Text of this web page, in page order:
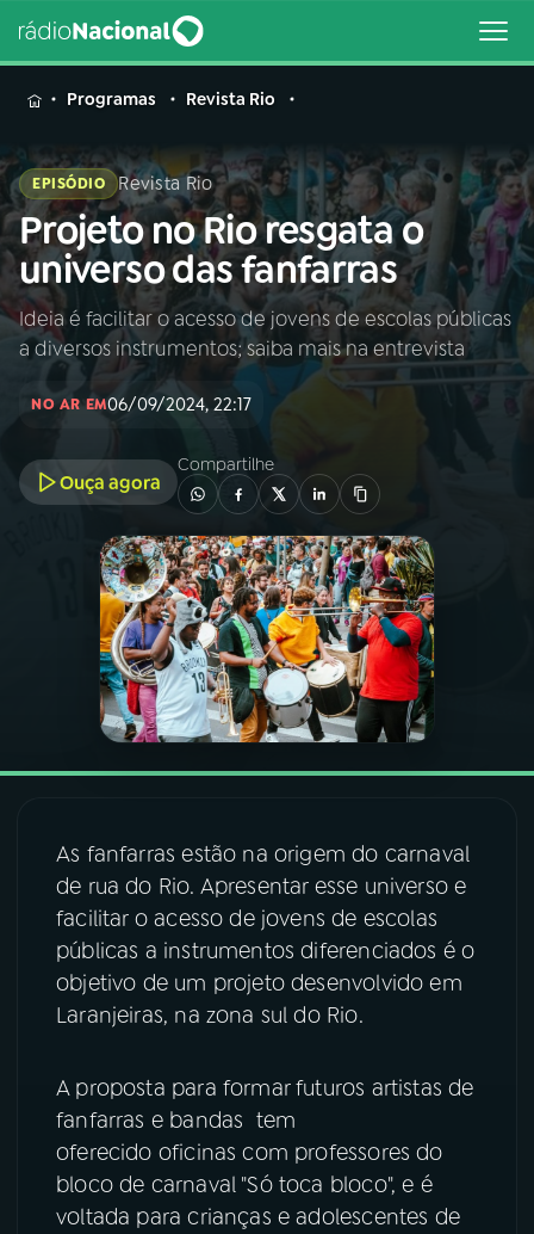
MENU
Buscar
na
Rádio
Nacional
Buscar
AO VIVO
PROGRAMAÇÃO
PROGRAMAS
PODCASTS
07ÚLTIMAS
08FESTIVAL DE MÚSICA
YouTube Facebook
Instagram
Programas Revista Rio
EPISÓDIO Revista Rio
Projeto no Rio resgata o
universo das fanfarras
Ideia é facilitar o acesso de jovens de escolas públicas
a diversos instrumentos; saiba mais na entrevista
NO AR EM06/09/2024, 22:17
Ouça agora
Compartilhe
As fanfarras estão na origem do carnaval
de rua do Rio. Apresentar esse universo e
facilitar o acesso de jovens de escolas
públicas a instrumentos diferenciados é o
objetivo de um projeto desenvolvido em
Laranjeiras, na zona sul do Rio.
A proposta para formar futuros artistas de
fanfarras e bandas tem
oferecido oficinas com professores do
bloco de carnaval "Só toca bloco", e é
voltada para crianças e adolescentes de